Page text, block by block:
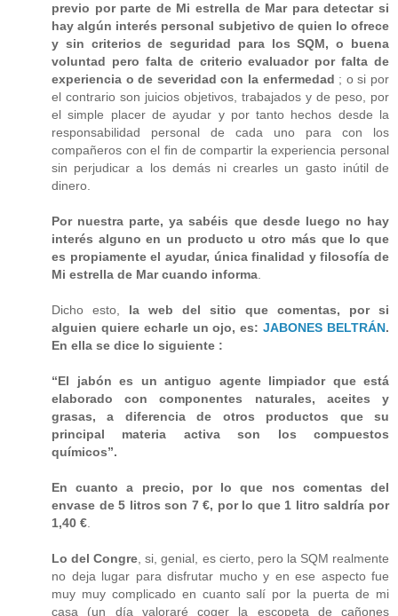
previo por parte de Mi estrella de Mar para detectar si
hay algún interés personal subjetivo de quien lo ofrece
y sin criterios de seguridad para los SQM, o buena
voluntad pero falta de criterio evaluador por falta de
experiencia o de severidad con la enfermedad ; o si por
el contrario son juicios objetivos, trabajados y de peso, por
el simple placer de ayudar y por tanto hechos desde la
responsabilidad personal de cada uno para con los
compañeros con el fin de compartir la experiencia personal
sin perjudicar a los demás ni crearles un gasto inútil de
dinero.
Por nuestra parte, ya sabéis que desde luego no hay
interés alguno en un producto u otro más que lo que
es propiamente el ayudar, única finalidad y filosofía de
Mi estrella de Mar cuando informa.
Dicho esto, la web del sitio que comentas, por si
alguien quiere echarle un ojo, es:JABONES BELTRÁN.
En ella se dice lo siguiente :
“El jabón es un antiguo agente limpiador que está
elaborado con componentes naturales, aceites y
grasas, a diferencia de otros productos que su
principal materia activa son los compuestos
químicos”.
En cuanto a precio, por lo que nos comentas del
envase de 5 litros son 7 €, por lo que 1 litro saldría por
1,40 €.
Lo del Congre, si, genial, es cierto, pero la SQM realmente
no deja lugar para disfrutar mucho y en ese aspecto fue
muy muy complicado en cuanto salí por la puerta de mi
casa (un día valoraré coger la escopeta de cañones